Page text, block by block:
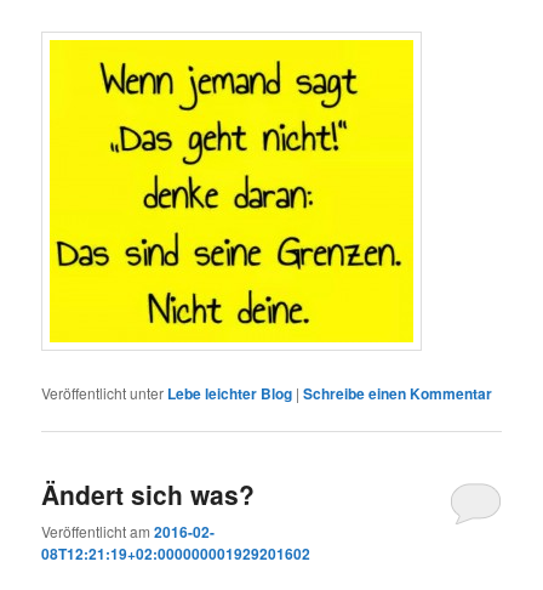
Veröffentlicht unter Lebe leichter Blog |Schreibe einen Kommentar
Ändert sich was?
Veröffentlicht am2016-02-
08T12:21:19+02:000000001929201602